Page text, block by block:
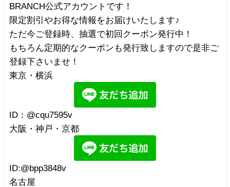
BRANCH公式アカウントです！
限定割引やお得な情報をお届けいたします♪
ただ今ご登録時、抽選で初回クーポン発行中！
もちろん定期的なクーポンも発行致しますので是非ご
登録下さいませ！
東京・横浜
ID：@cqu7595v
大阪・神戸・京都
ID:@bpp3848v
名古屋